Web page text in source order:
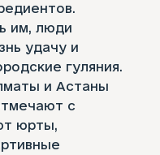
им, люди
удачу и
гуляния.
и Астаны
с
юрты,